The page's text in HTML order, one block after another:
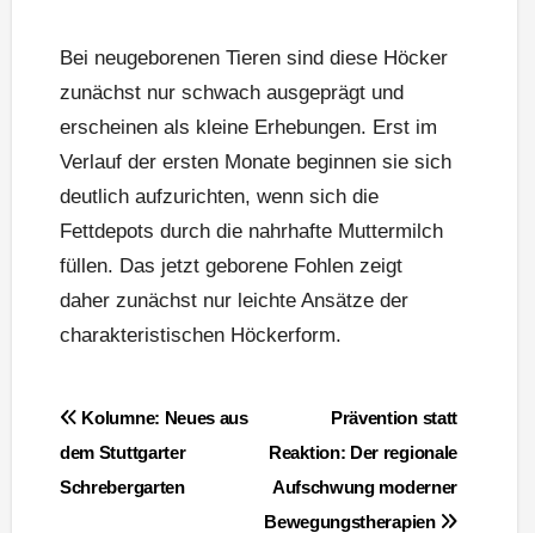
Bei neugeborenen Tieren sind diese Höcker
zunächst nur schwach ausgeprägt und
erscheinen als kleine Erhebungen. Erst im
Verlauf der ersten Monate beginnen sie sich
deutlich aufzurichten, wenn sich die
Fettdepots durch die nahrhafte Muttermilch
füllen. Das jetzt geborene Fohlen zeigt
daher zunächst nur leichte Ansätze der
charakteristischen Höckerform.
Beitragsnavigation
Prävention statt
Reaktion: Der regionale
Aufschwung moderner
Bewegungstherapien
Kolumne: Neues aus
dem Stuttgarter
Schrebergarten